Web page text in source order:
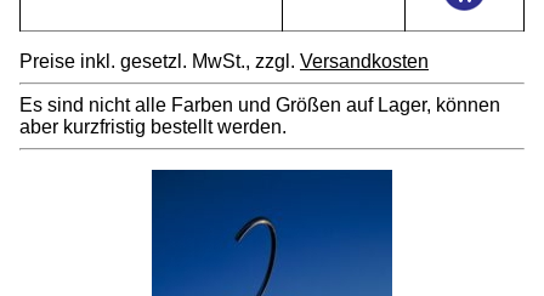
Preise inkl. gesetzl. MwSt., zzgl. Versandkosten
Es sind nicht alle Farben und Größen auf Lager, können
aber kurzfristig bestellt werden.